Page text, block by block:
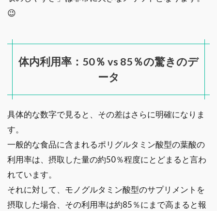
😉
体内利用率：50％ vs 85％の驚きのデ
ータ
具体的な数字で見ると、その差はさらに明確になりま
す。
一般的な食品に含まれるポリグルタミン酸型の葉酸の
利用率は、摂取した量の約50％程度にとどまると言わ
れています。
それに対して、モノグルタミン酸型のサプリメントを
摂取した場合、その利用率は約85％にまで高まると報